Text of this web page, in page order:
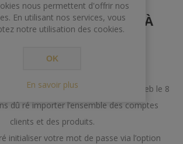
POSSÉDANT DÉJÀ
UN COMPTE
lors de la mise à jour de notre site web le 8
dû ré importer l’ensemble des comptes
clients et des produits.
initialiser votre mot de passe via l’option
nous permettent d'offrir nos
En utilisant nos services, vous
notre utilisation des cookies.
OK
En savoir plus